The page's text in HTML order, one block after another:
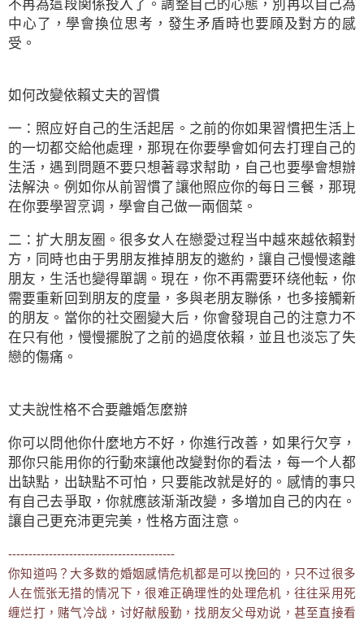
不再為這段関係投入了。調整自己的心態，別再以自己為
中心了，學會換位思考，發生矛盾時也要頋及對方的感
受。
如何改變依賴丈夫的習慣
一：照应好自己的生活起居。之前的你如果習慣把生活上
的一切都交給他處理，那現在你要學會如何去打理自己的
生活，遇到問題不要只想著尋求幇助，自己也要學會想辦
法解決。例如你从前習慣了讓他照应你的每日三餐，那現
在你要學習烹调，學會自己做一兩個菜。
二：扩大朋友圈。很多女人在戀愛过程当中越來越依賴對
方，同時也由于男朋友推掉朋友的邀約，讓自己慢慢逺離
朋友，生活也變得單調。現在，你不再需要环绕他転，你
需要重新回到朋友的度量，多與老朋友聯係，也多接觸新
的朋友。當你的社交圈變大后，你會發現自己的注意力不
在只有他，慢慢擺脫了之前的過度依賴，並且也淡忘了失
戀的傷痛。
丈夫說性格不合要離婚怎麼辦
你可以問他你什麼地方不好，你進行改善，如果行欠亨，
那你只能用你的行動來讓他改變對你的看法，每一个人都
出缺點，出缺點不可怕，只要能改就是好的。感情的事只
有自己去爭取，你就應該渐渐改變，多増加自己的内在。
讓自己更充沛更完美，性格方面注意。
-----------------------------------------
你知道吗？大多数的婚姻感情危机都是可以挽回的，只不过很多
人在慌张无措的情况下，很难正确理性的处理危机，往往采用死
缠烂打，赌气冷战，讨好献殷勤，找朋友父母劝说，甚至直接看